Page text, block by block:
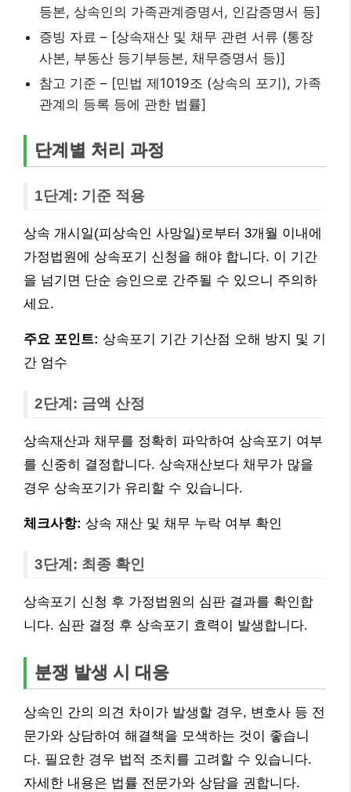
등본, 상속인의 가족관계증명서, 인감증명서 등]
증빙 자료 – [상속재산 및 채무 관련 서류 (통장
사본, 부동산 등기부등본, 채무증명서 등)]
참고 기준 – [민법 제1019조 (상속의 포기), 가족
관계의 등록 등에 관한 법률]
단계별 처리 과정
1단계: 기준 적용
상속 개시일(피상속인 사망일)로부터 3개월 이내에
가정법원에 상속포기 신청을 해야 합니다. 이 기간
을 넘기면 단순 승인으로 간주될 수 있으니 주의하
세요.
주요 포인트: 상속포기 기간 기산점 오해 방지 및 기
간 엄수
2단계: 금액 산정
상속재산과 채무를 정확히 파악하여 상속포기 여부
를 신중히 결정합니다. 상속재산보다 채무가 많을
경우 상속포기가 유리할 수 있습니다.
체크사항: 상속 재산 및 채무 누락 여부 확인
3단계: 최종 확인
상속포기 신청 후 가정법원의 심판 결과를 확인합
니다. 심판 결정 후 상속포기 효력이 발생합니다.
분쟁 발생 시 대응
상속인 간의 의견 차이가 발생할 경우, 변호사 등 전
문가와 상담하여 해결책을 모색하는 것이 좋습니
다. 필요한 경우 법적 조치를 고려할 수 있습니다.
자세한 내용은 법률 전문가와 상담을 권합니다.